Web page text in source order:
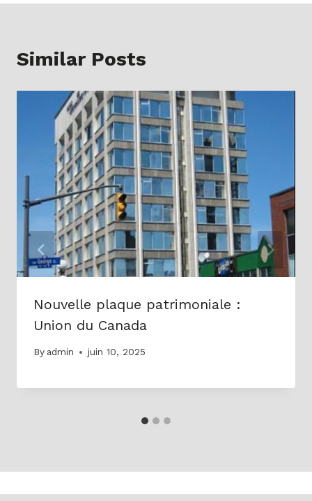
Similar Posts
Nouvelle plaque patrimoniale :
Union du Canada
By admin juin 10, 2025